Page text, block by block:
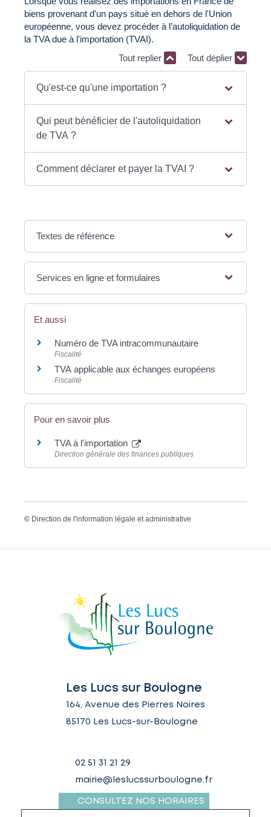
biens provenant d'un pays situé en dehors de l'Union
européenne, vous devez procéder à l’autoliquidation de
la TVA due à l'importation (TVAI).
Tout replier
Tout déplier
Qu'est-ce qu'une importation ?
Qui peut bénéficier de l'autoliquidation
de TVA ?
Comment déclarer et payer la TVAI ?
Textes de référence
Services en ligne et formulaires
Et aussi
Numéro de TVA intracommunautaire
Fiscalité
TVA applicable aux échanges européens
Fiscalité
Pour en savoir plus
TVA à l'importation
Direction générale des finances publiques
© Direction de l'information légale et administrative
Les Lucs sur Boulogne
164, Avenue des Pierres Noires
85170 Les Lucs-sur-Boulogne
02 51 31 21 29
mairie@leslucssurboulogne.fr
CONSULTEZ NOS HORAIRES